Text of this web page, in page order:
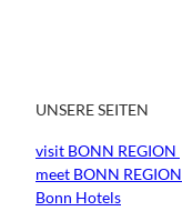
UNSERE SEITEN
visit BONN REGION
meet BONN REGION
Bonn Hotels